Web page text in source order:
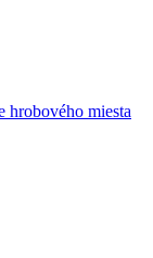
hrobového miesta